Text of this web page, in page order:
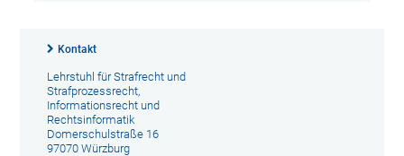
Kontakt
Lehrstuhl für Strafrecht und
Strafprozessrecht,
Informationsrecht und
Rechtsinformatik
Domerschulstraße 16
97070 Würzburg